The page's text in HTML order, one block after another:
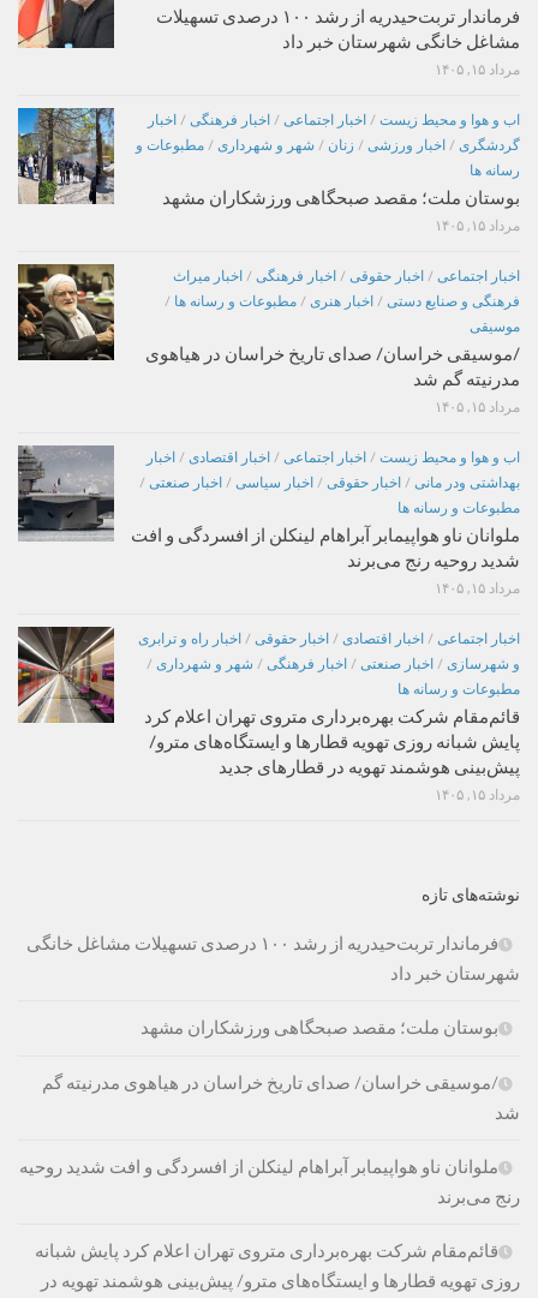
فرماندار تربت‌حیدریه از رشد ۱۰۰ درصدی تسهیلات
مشاغل خانگی شهرستان خبر داد
مرداد ۱۵, ۱۴۰۵
اب و هوا و محیط زیست / اخبار اجتماعی / اخبار فرهنگی / اخبار
گردشگری / اخبار ورزشی / زنان / شهر و شهرداری / مطبوعات و
رسانه ها
بوستان ملت؛ مقصد صبحگاهی ورزشکاران مشهد
مرداد ۱۵, ۱۴۰۵
اخبار اجتماعی / اخبار حقوقی / اخبار فرهنگی / اخبار میراث
فرهنگی و صنایع دستی / اخبار هنری / مطبوعات و رسانه ها /
موسیقی
/موسیقی خراسان/ صدای تاریخ خراسان در هیاهوی
مدرنیته گم شد
مرداد ۱۵, ۱۴۰۵
اب و هوا و محیط زیست / اخبار اجتماعی / اخبار اقتصادی / اخبار
بهداشتی ودر مانی / اخبار حقوقی / اخبار سیاسی / اخبار صنعتی /
مطبوعات و رسانه ها
ملوانان ناو هواپیمابر آبراهام لینکلن از افسردگی و افت
شدید روحیه رنج می‌برند
مرداد ۱۵, ۱۴۰۵
اخبار اجتماعی / اخبار اقتصادی / اخبار حقوقی / اخبار راه و ترابری
و شهرسازی / اخبار صنعتی / اخبار فرهنگی / شهر و شهرداری /
مطبوعات و رسانه ها
قائم‌مقام شرکت بهره‌برداری متروی تهران اعلام کرد
پایش شبانه روزی تهویه قطارها و ایستگاه‌های مترو/
پیش‌بینی هوشمند تهویه در قطارهای جدید
مرداد ۱۵, ۱۴۰۵
نوشته‌های تازه
فرماندار تربت‌حیدریه از رشد ۱۰۰ درصدی تسهیلات مشاغل خانگی
شهرستان خبر داد
بوستان ملت؛ مقصد صبحگاهی ورزشکاران مشهد
/موسیقی خراسان/ صدای تاریخ خراسان در هیاهوی مدرنیته گم
شد
ملوانان ناو هواپیمابر آبراهام لینکلن از افسردگی و افت شدید روحیه
رنج می‌برند
قائم‌مقام شرکت بهره‌برداری متروی تهران اعلام کرد پایش شبانه
روزی تهویه قطارها و ایستگاه‌های مترو/ پیش‌بینی هوشمند تهویه در